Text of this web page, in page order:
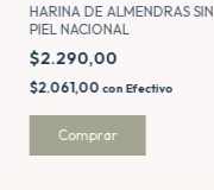
HARINA DE ALMENDRAS SIN
PIEL NACIONAL
$2.290,00
$2.061,00 con Efectivo
Comprar